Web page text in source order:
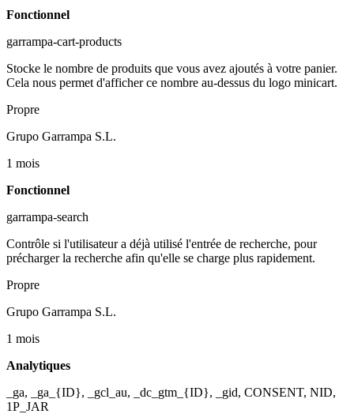
Fonctionnel
garrampa-cart-products
Stocke le nombre de produits que vous avez ajoutés à votre panier.
Cela nous permet d'afficher ce nombre au-dessus du logo minicart.
Propre
Grupo Garrampa S.L.
1 mois
Fonctionnel
garrampa-search
Contrôle si l'utilisateur a déjà utilisé l'entrée de recherche, pour
précharger la recherche afin qu'elle se charge plus rapidement.
Propre
Grupo Garrampa S.L.
1 mois
Analytiques
_ga, _ga_{ID}, _gcl_au, _dc_gtm_{ID}, _gid, CONSENT, NID,
1P_JAR